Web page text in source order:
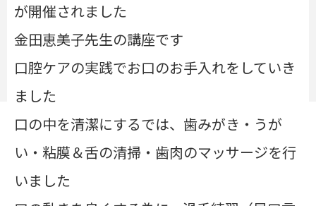
が開催されました
金田恵美子先生の講座です
口腔ケアの実践でお口のお手入れをしていき
ました
口の中を清潔にするでは、 歯みがき・うが
い・粘膜＆舌の清掃・歯肉のマッサージを行
いました